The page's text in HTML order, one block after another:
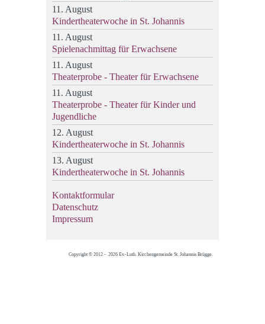
11. August
Kindertheaterwoche in St. Johannis
11. August
Spielenachmittag für Erwachsene
11. August
Theaterprobe - Theater für Erwachsene
11. August
Theaterprobe - Theater für Kinder und
Jugendliche
12. August
Kindertheaterwoche in St. Johannis
13. August
Kindertheaterwoche in St. Johannis
Kontaktformular
Datenschutz
Impressum
Copyright © 2012 - 2026 Ev.-Luth. Kirchengemeinde St. Johannis Brügge.